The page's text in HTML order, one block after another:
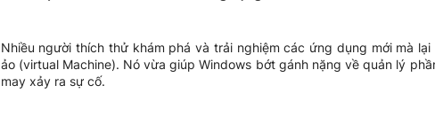
Nhiều người thích thử khám phá và trải nghiệm các ứng dụng mới mà
ảo (virtual Machine). Nó vừa giúp Windows bớt gánh nặng về quản lý
may xảy ra sự cố.